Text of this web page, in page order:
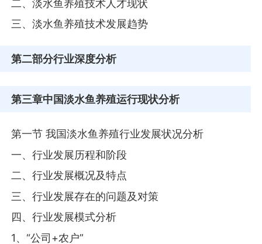
二、淡水鱼养殖技术人才现状
三、淡水鱼养殖技术发展趋势
第二部分行业深度分析
第三章中国淡水鱼养殖运行现状分析
第一节 我国淡水鱼养殖行业发展状况分析
一、行业发展历程和阶段
二、行业发展概况及特点
三、行业发展存在的问题及对策
四、行业发展模式分析
1、“公司+农户”